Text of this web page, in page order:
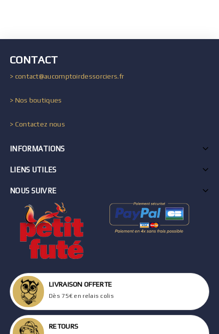
CONTACT
> contact@aucomptoirdessorciers.fr
> Nos boutiques
> Contactez nous
INFORMATIONS
LIENS UTILES
NOUS SUIVRE
LIVRAISON OFFERTE
Dès 75€ en relais colis
RETOURS